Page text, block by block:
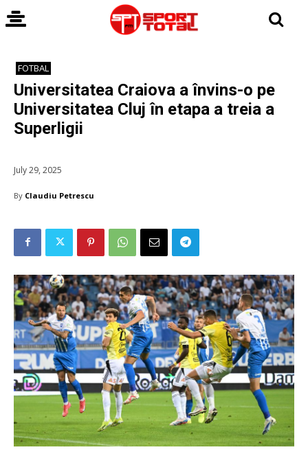
FOTBAL
Universitatea Craiova a învins-o pe
Universitatea Cluj în etapa a treia a
Superligii
July 29, 2025
By Claudiu Petrescu